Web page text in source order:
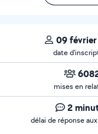
09 février
date
mises en
2
délai de réponse